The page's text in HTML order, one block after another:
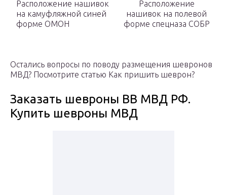
Расположение нашивок
на камуфляжной синей
форме ОМОН
Расположение
нашивок на полевой
форме спецназа СОБР
Остались вопросы по поводу размещения шевронов
МВД? Посмотрите статью Как пришить шеврон?
Заказать шевроны ВВ МВД РФ.
Купить шевроны МВД